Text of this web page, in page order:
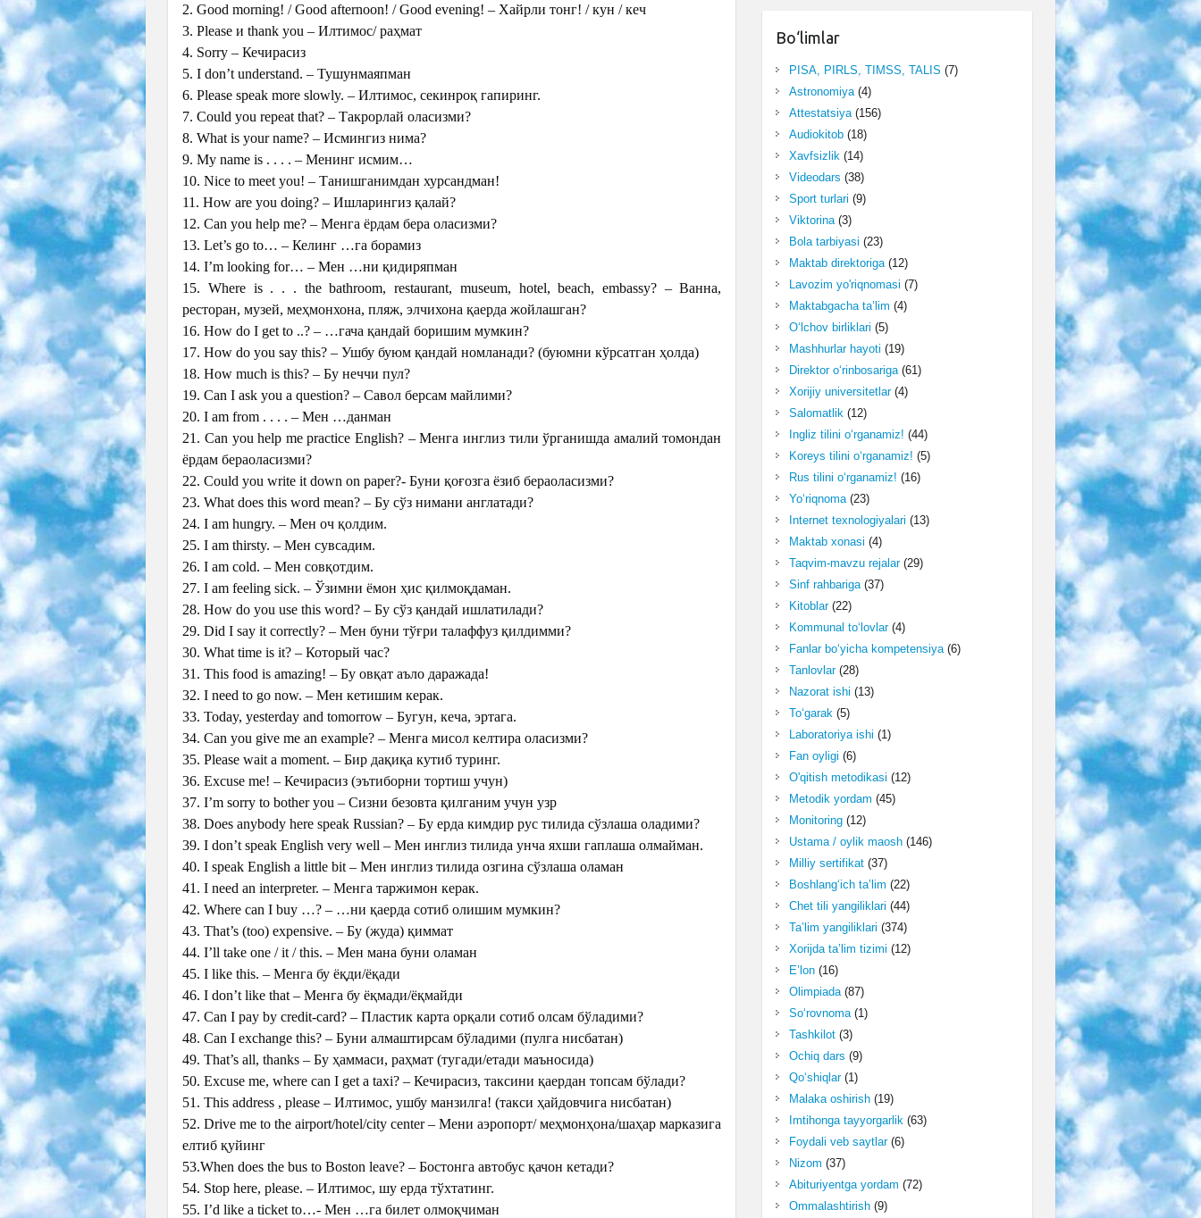
2. Good morning! / Good afternoon! / Good evening! – Хайрли тонг! / кун / кеч
3. Please и thank you – Илтимос/ раҳмат
4. Sorry – Кечирасиз
5. I don’t understand. – Тушунмаяпман
6. Please speak more slowly. – Илтимос, секинроқ гапиринг.
7. Could you repeat that? – Такрорлай оласизми?
8. What is your name? – Исмингиз нима?
9. My name is . . . . – Менинг исмим…
10. Nice to meet you! – Танишганимдан хурсандман!
11. How are you doing? – Ишларингиз қалай?
12. Can you help me? – Менга ёрдам бера оласизми?
13. Let’s go to… – Келинг …га борамиз
14. I’m looking for… – Мен …ни қидиряпман
15. Where is . . . the bathroom, restaurant, museum, hotel, beach, embassy? – Ванна,
ресторан, музей, меҳмонхона, пляж, элчихона қаерда жойлашган?
16. How do I get to ..? – …гача қандай боришим мумкин?
17. How do you say this? – Ушбу буюм қандай номланади? (буюмни кўрсатган ҳолда)
18. How much is this? – Бу неччи пул?
19. Can I ask you a question? – Савол берсам майлими?
20. I am from . . . . – Мен …данман
21. Can you help me practice English? – Менга инглиз тили ўрганишда амалий томондан
ёрдам бераоласизми?
22. Could you write it down on paper?- Буни қоғозга ёзиб бераоласизми?
23. What does this word mean? – Бу сўз нимани англатади?
24. I am hungry. – Мен оч қолдим.
25. I am thirsty. – Мен сувсадим.
26. I am cold. – Мен совқотдим.
27. I am feeling sick. – Ўзимни ёмон ҳис қилмоқдаман.
28. How do you use this word? – Бу сўз қандай ишлатилади?
29. Did I say it correctly? – Мен буни тўғри талаффуз қилдимми?
30. What time is it? – Который час?
31. This food is amazing! – Бу овқат аъло даражада!
32. I need to go now. – Мен кетишим керак.
33. Today, yesterday and tomorrow – Бугун, кеча, эртага.
34. Can you give me an example? – Менга мисол келтира оласизми?
35. Please wait a moment. – Бир дақиқа кутиб туринг.
36. Excuse me! – Кечирасиз (эътиборни тортиш учун)
37. I’m sorry to bother you – Сизни безовта қилганим учун узр
38. Does anybody here speak Russian? – Бу ерда кимдир рус тилида сўзлаша оладими?
39. I don’t speak English very well – Мен инглиз тилида унча яхши гаплаша олмайман.
40. I speak English a little bit – Мен инглиз тилида озгина сўзлаша оламан
41. I need an interpreter. – Менга таржимон керак.
42. Where can I buy …? – …ни қаерда сотиб олишим мумкин?
43. That’s (too) expensive. – Бу (жуда) қиммат
44. I’ll take one / it / this. – Мен мана буни оламан
45. I like this. – Менга бу ёқди/ёқади
46. I don’t like that – Менга бу ёқмади/ёқмайди
47. Can I pay by credit-card? – Пластик карта орқали сотиб олсам бўладими?
48. Can I exchange this? – Буни алмаштирсам бўладими (пулга нисбатан)
49. That’s all, thanks – Бу ҳаммаси, раҳмат (тугади/етади маъносида)
50. Excuse me, where can I get a taxi? – Кечирасиз, таксини қаердан топсам бўлади?
51. This address , please – Илтимос, ушбу манзилга! (такси ҳайдовчига нисбатан)
52. Drive me to the airport/hotel/city center – Мени аэропорт/ меҳмонҳона/шаҳар марказига
елтиб қуйинг
53.When does the bus to Boston leave? – Бостонга автобус қачон кетади?
54. Stop here, please. – Илтимос, шу ерда тўхтатинг.
55. I’d like a ticket to…- Мен …га билет олмоқчиман
Bo‘limlar
PISA, PIRLS, TIMSS, TALIS (7)
Astronomiya(4)
Attestatsiya(156)
Audiokitob(18)
Xavfsizlik(14)
Videodars (38)
Sport turlari (9)
Viktorina(3)
Bola tarbiyasi (23)
Maktab direktoriga(12)
Lavozim yo'riqnomasi (7)
Maktabgacha ta’lim (4)
O‘lchov birliklari (5)
Mashhurlar hayoti (19)
Direktor o‘rinbosariga(61)
Xorijiy universitetlar(4)
Salomatlik(12)
Ingliz tilini o‘rganamiz! (44)
Koreys tilini o‘rganamiz! (5)
Rus tilini o‘rganamiz! (16)
Yo‘riqnoma(23)
Internet texnologiyalari (13)
Maktab xonasi (4)
Taqvim-mavzu rejalar(29)
Sinf rahbariga(37)
Kitoblar(22)
Kommunal to‘lovlar(4)
Fanlar bo‘yicha kompetensiya(6)
Tanlovlar(28)
Nazorat ishi (13)
To‘garak(5)
Laboratoriya ishi (1)
Fan oyligi (6)
O'qitish metodikasi (12)
Metodik yordam (45)
Monitoring(12)
Ustama / oylik maosh(146)
Milliy sertifikat(37)
Boshlang‘ich ta’lim (22)
Chet tili yangiliklari (44)
Ta’lim yangiliklari (374)
Xorijda ta’lim tizimi (12)
E’lon(16)
Olimpiada(87)
So‘rovnoma(1)
Tashkilot(3)
Ochiq dars (9)
Qo‘shiqlar(1)
Malaka oshirish(19)
Imtihonga tayyorgarlik(63)
Foydali veb saytlar(6)
Nizom (37)
Abituriyentga yordam (72)
Ommalashtirish(9)